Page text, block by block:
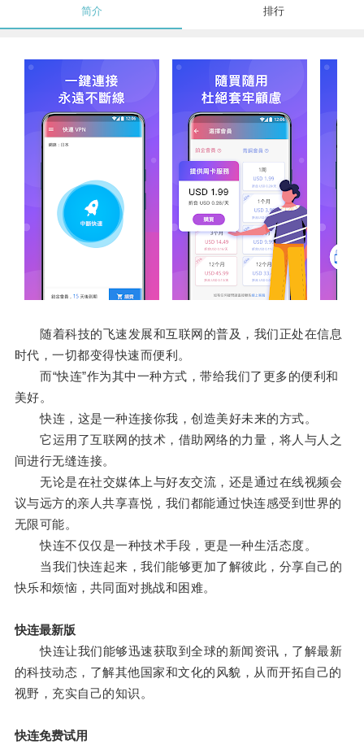
简介 排行
随着科技的飞速发展和互联网的普及，我们正处在信息
时代，一切都变得快速而便利。
而“快连”作为其中一种方式，带给我们了更多的便利和
美好。
快连，这是一种连接你我，创造美好未来的方式。
它运用了互联网的技术，借助网络的力量，将人与人之
间进行无缝连接。
无论是在社交媒体上与好友交流，还是通过在线视频会
议与远方的亲人共享喜悦，我们都能通过快连感受到世界的
无限可能。
快连不仅仅是一种技术手段，更是一种生活态度。
当我们快连起来，我们能够更加了解彼此，分享自己的
快乐和烦恼，共同面对挑战和困难。
快连最新版
快连让我们能够迅速获取到全球的新闻资讯，了解最新
的科技动态，了解其他国家和文化的风貌，从而开拓自己的
视野，充实自己的知识。
快连免费试用